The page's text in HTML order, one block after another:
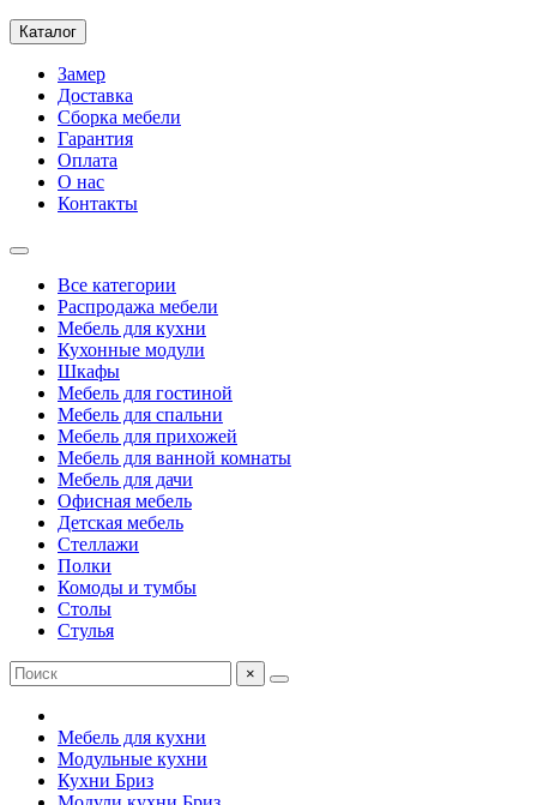
Каталог
Замер
Доставка
Сборка мебели
Гарантия
Оплата
О нас
Контакты
Все категории
Распродажа мебели
Мебель для кухни
Кухонные модули
Шкафы
Мебель для гостиной
Мебель для спальни
Мебель для прихожей
Мебель для ванной комнаты
Мебель для дачи
Офисная мебель
Детская мебель
Стеллажи
Полки
Комоды и тумбы
Столы
Стулья
×
Мебель для кухни
Модульные кухни
Кухни Бриз